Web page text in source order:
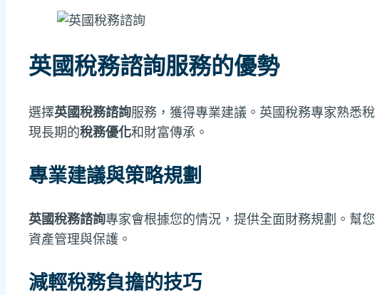
英國稅務諮詢服務的優勢
選擇英國稅務諮詢服務，獲得專業建議。英國稅務專家熟悉
現長期的稅務優化和財富傳承。
專業建議與策略規劃
英國稅務諮詢專家會根據您的情況，提供全面財務規劃。幫
資產管理與保護。
減輕稅務負擔的技巧